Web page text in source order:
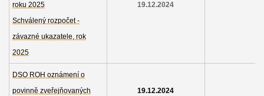
roku 2025
Schválený rozpočet -
závazné ukazatele, rok
2025
19.12.2024
DSO ROH oznámení o
povinně zveřejňovaných
19.12.2024